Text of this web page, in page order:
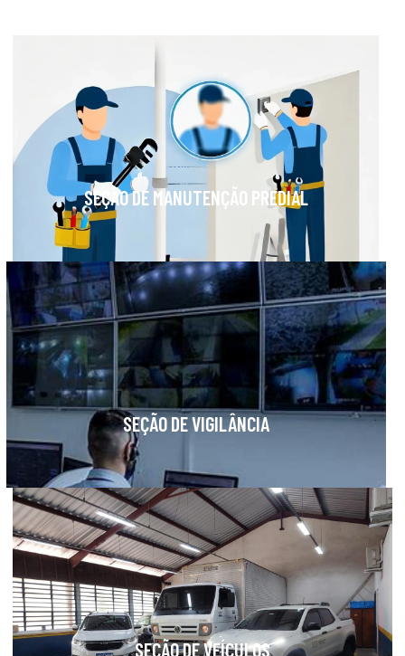
SEÇÃO DE MANUTENÇÃO PREDIAL
SEÇÃO DE VIGILÂNCIA
SEÇÃO DE VEÍCULOS